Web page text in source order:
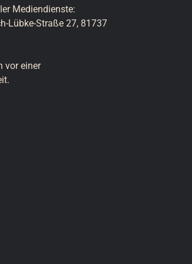
Mediendienste:
Lübke-Straße 27, 81737
vor einer